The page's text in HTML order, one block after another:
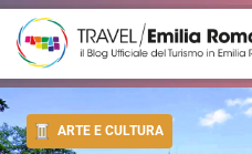
ARTE E CULTURA